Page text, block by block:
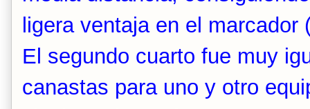
ligera ventaja en el marcador
El segundo cuarto fue muy
canastas para uno y otro